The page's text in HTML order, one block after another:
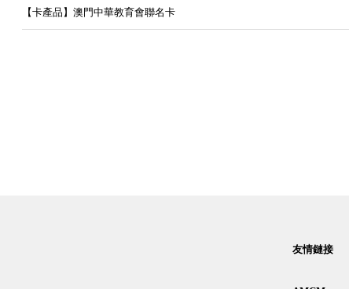
【卡產品】澳門中華教育會聯名卡
友情鏈接